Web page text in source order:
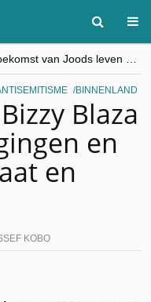
“Besnijdenisdebat toont hoe moeilijk seculiere Westen minderheden begrijpt”, Jinnih Beels (Vooruit)
CITYTRIP | ROEMENIË – Boekarest: de verrassing van Oost-Europa
goKosher lanceert nieuwe website en samenwerking met Mishpacha voor kosher travel en simchas wereldwijd
BINNENLAND
Blaza
en
en
KOBO